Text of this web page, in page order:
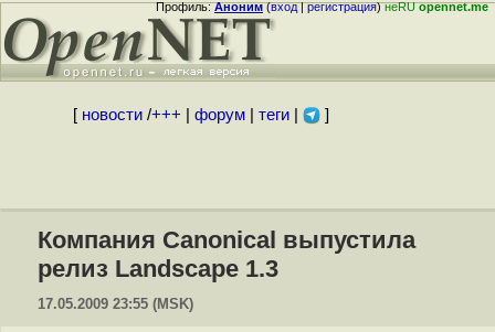
Профиль:Аноним(вход|регистрация)неRUopennet.me
[ новости/+++ форум| теги| ]
Компания Canonical выпустила
релиз Landscape 1.3
17.05.2009 23:55 (MSK)